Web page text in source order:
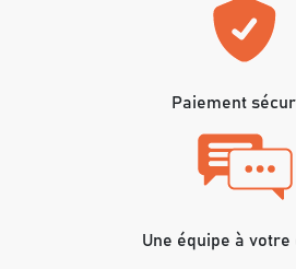
Paiement
Une équipe à votre